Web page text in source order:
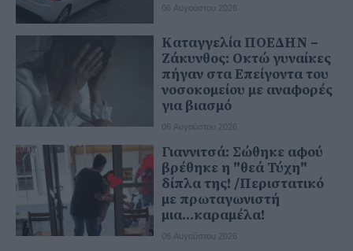
06 Αυγούστου 2026
Καταγγελία ΠΟΕΔΗΝ –
Ζάκυνθος: Οκτώ γυναίκες
πήγαν στα Επείγοντα του
νοσοκομείου με αναφορές
για βιασμό
06 Αυγούστου 2026
Γιαννιτσά: Σώθηκε αφού
βρέθηκε η "θεά Τύχη"
δίπλα της! /Περιστατικό
με πρωταγωνιστή
μια...καραμέλα!
06 Αυγούστου 2026